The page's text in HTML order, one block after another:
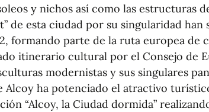
y nichos así como las estructuras
de esta ciudad por su singularidad
formando parte de la ruta europea de
itinerario cultural por el Consejo de
modernistas y sus singulares
Alcoy ha potenciado el atractivo
“Alcoy, la Ciudad dormida”